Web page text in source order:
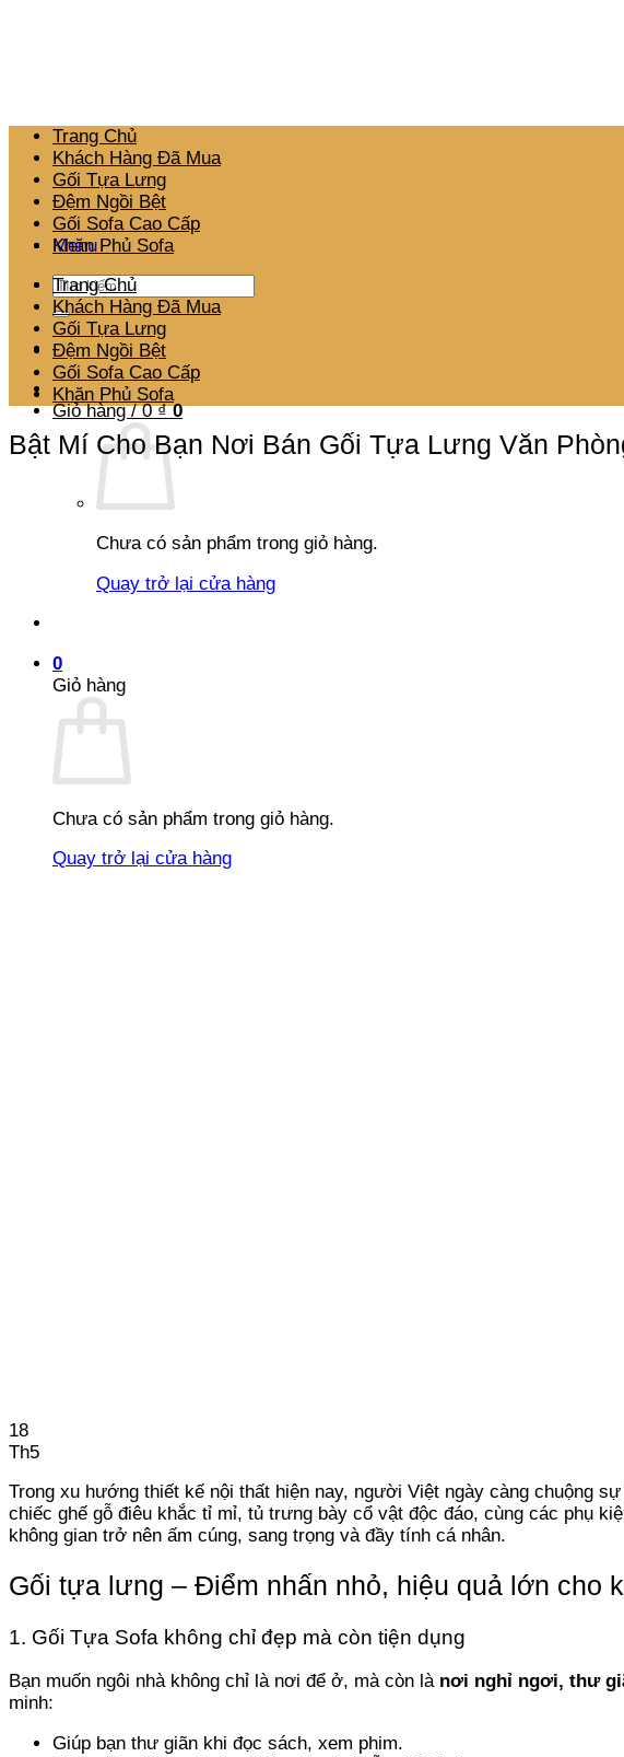
Menu
Tìm
kiếm:
Giỏ hàng /0₫ 0
Chưa có sản phẩm trong giỏ hàng.
Quay trở lại cửa hàng
0
Giỏ hàng
Chưa có sản phẩm trong giỏ hàng.
Quay trở lại cửa hàng
Trang Chủ
Khách Hàng Đã Mua
Gối Tựa Lưng
Đệm Ngồi Bệt
Gối Sofa Cao Cấp
Khăn Phủ Sofa
Trang Chủ
Khách Hàng Đã Mua
Gối Tựa Lưng
Đệm Ngồi Bệt
Gối Sofa Cao Cấp
Khăn Phủ Sofa
Bật Mí Cho Bạn Nơi Bán Gối Tựa Lưng Văn
18
Th5
Trong xu hướng thiết kế nội thất hiện nay, người Việt ngày càng chuộng
chiếc ghế gỗ điêu khắc tỉ mỉ, tủ trưng bày cổ vật độc đáo, cùng các phụ
không gian trở nên ấm cúng, sang trọng và đầy tính cá nhân.
Gối tựa lưng – Điểm nhấn nhỏ, hiệu quả lớn cho
1. Gối Tựa Sofa không chỉ đẹp mà còn tiện dụng
Bạn muốn ngôi nhà không chỉ là nơi để ở, mà còn là nơi nghỉ ngơi, thư
minh:
Giúp bạn thư giãn khi đọc sách, xem phim.